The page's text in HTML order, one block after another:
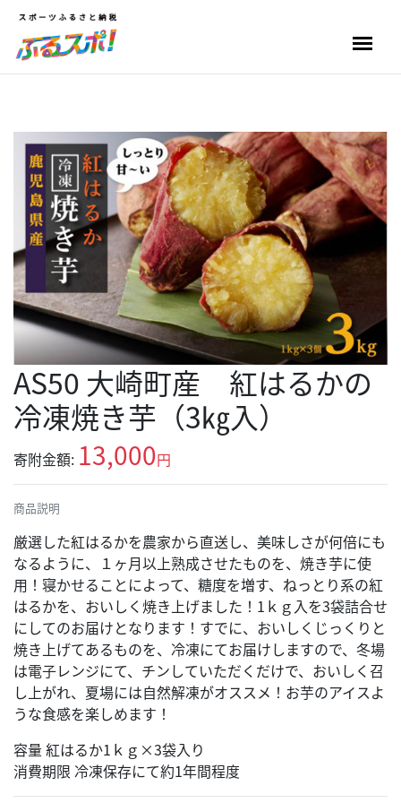
AS50 大崎町産 紅はるかの
冷凍焼き芋（3㎏入）
寄附金額: 13,000円
商品説明
厳選した紅はるかを農家から直送し、美味しさが何倍にも
なるように、１ヶ月以上熟成させたものを、焼き芋に使
用！寝かせることによって、糖度を増す、ねっとり系の紅
はるかを、おいしく焼き上げました！1ｋｇ入を3袋詰合せ
にしてのお届けとなります！すでに、おいしくじっくりと
焼き上げてあるものを、冷凍にてお届けしますので、冬場
は電子レンジにて、チンしていただくだけで、おいしく召
し上がれ、夏場には自然解凍がオススメ！お芋のアイスよ
うな食感を楽しめます！
容量 紅はるか1ｋｇ×3袋入り
消費期限 冷凍保存にて約1年間程度